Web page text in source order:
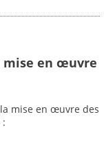
mise en œuvre
mise en œuvre des
: